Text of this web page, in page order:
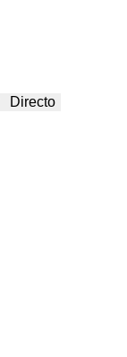
Directo